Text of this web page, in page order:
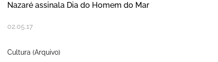
Nazaré assinala Dia do Homem do Mar
02.05.17
Cultura (Arquivo)